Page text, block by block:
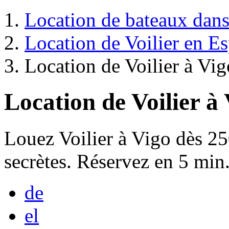
Location de bateaux
Location de Voilier en
Location de Voilier à
Location de Voilier à
Louez Voilier à Vigo dès
secrètes. Réservez en 5
de
el